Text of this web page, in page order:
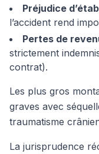
Préjudice
l’accident rend
Pertes de
strictement
contrat).
Les plus gros
graves avec
traumatisme
La jurisprudence